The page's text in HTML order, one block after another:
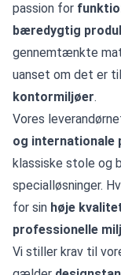
passion for
bæredygtig
gennemtænkte
uanset om det er til
kontormiljøer.
Vores
og internationale
klassiske stole og
specialløsninger.
for sin høje
professionelle
Vi stiller krav til